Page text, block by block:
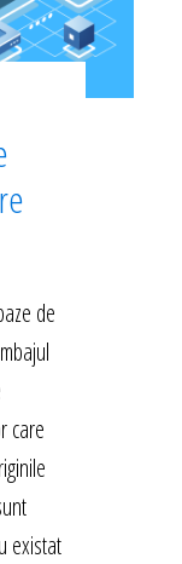
de
care
existat